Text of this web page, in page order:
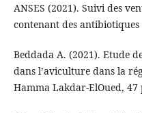
ANSES (2021). Suivi des
contenant des antibiotiques
Beddada A. (2021). Etude
dans l’aviculture dans la
Hamma Lakdar-ElOued, 47